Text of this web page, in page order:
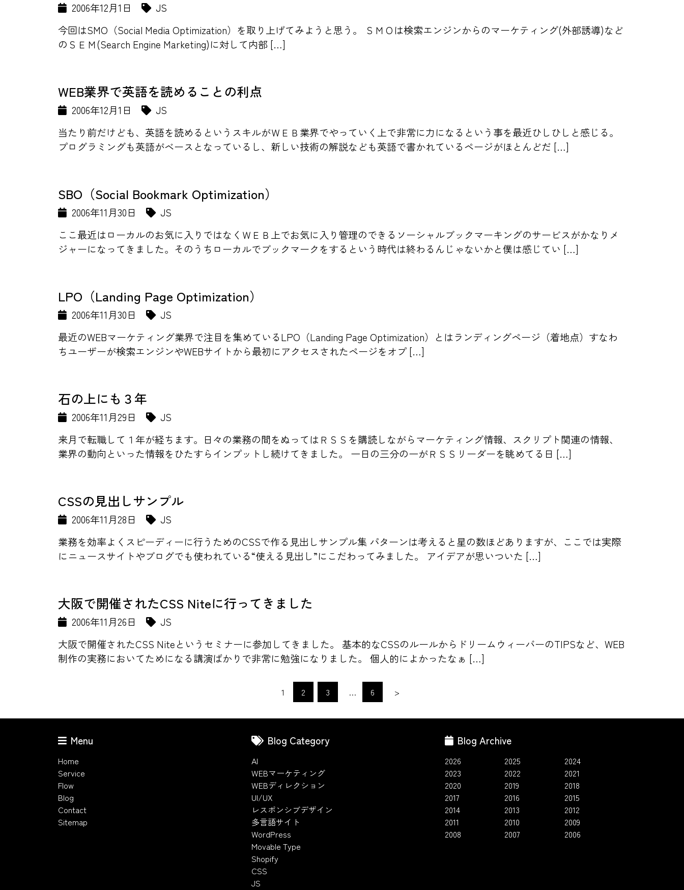
2006年12月1日
JS
今回はSMO（Social Media Optimization）を取り上げてみようと思う。 ＳＭＯは検索エンジンからのマーケティング(外部誘導)など
のＳＥＭ(Search Engine Marketing)に対して内部 […]
WEB業界で英語を読めることの利点
2006年12月1日
JS
当たり前だけども、英語を読めるというスキルがＷＥＢ業界でやっていく上で非常に力になるという事を最近ひしひしと感じる。
プログラミングも英語がベースとなっているし、新しい技術の解説なども英語で書かれているページがほとんどだ […]
SBO（Social Bookmark Optimization）
2006年11月30日
JS
ここ最近はローカルのお気に入りではなくＷＥＢ上でお気に入り管理のできるソーシャルブックマーキングのサービスがかなりメ
ジャーになってきました。そのうちローカルでブックマークをするという時代は終わるんじゃないかと僕は感じてい […]
LPO（Landing Page Optimization）
2006年11月30日
JS
最近のWEBマーケティング業界で注目を集めているLPO（Landing Page Optimization）とはランディングページ（着地点）すなわ
ちユーザーが検索エンジンやWEBサイトから最初にアクセスされたページをオプ […]
石の上にも３年
2006年11月29日
JS
来月で転職して１年が経ちます。日々の業務の間をぬってはＲＳＳを購読しながらマーケティング情報、スクリプト関連の情報、
業界の動向といった情報をひたすらインプットし続けてきました。 一日の三分の一がＲＳＳリーダーを眺めてる日 […]
CSSの見出しサンプル
2006年11月28日
JS
業務を効率よくスピーディーに行うためのCSSで作る見出しサンプル集 パターンは考えると星の数ほどありますが、ここでは実際
にニュースサイトやブログでも使われている“使える見出し”にこだわってみました。 アイデアが思いついた […]
大阪で開催されたCSS Niteに行ってきました
2006年11月26日
JS
大阪で開催されたCSS Niteというセミナーに参加してきました。 基本的なCSSのルールからドリームウィーバーのTIPSなど、WEB
制作の実務においてためになる講演ばかりで非常に勉強になりました。 個人的によかったなぁ […]
1 2 3 … 6 >
Menu
Home
Service
Flow
Blog
Contact
Sitemap
Blog Category
AI
WEBマーケティング
WEBディレクション
UI/UX
レスポンシブデザイン
多言語サイト
WordPress
Movable Type
Shopify
CSS
JS
Blog Archive
2026 2025
2024
2023
2022
2021
2020
2019
2018
2017
2016
2015
2014
2013
2012
2011
2010
2009
2008
2007 2006